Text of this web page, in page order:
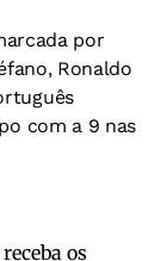
por
Ronaldo
com a 9 nas
os